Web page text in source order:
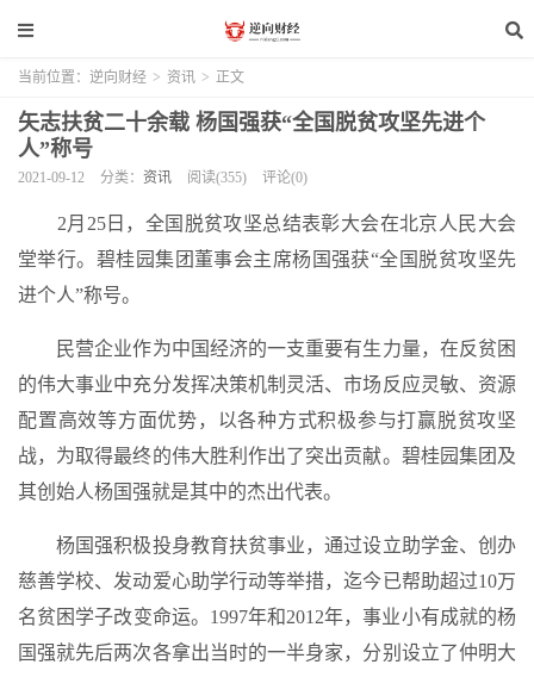
当前位置： 逆向财经 > 资讯 > 正文
矢志扶贫二十余载 杨国强获“全国脱贫攻坚先进个
人”称号
2021-09-12 分类： 资讯 阅读(355) 评论(0)
2月25日，全国脱贫攻坚总结表彰大会在北京人民大会
堂举行。碧桂园集团董事会主席杨国强获“全国脱贫攻坚先
进个人”称号。
民营企业作为中国经济的一支重要有生力量，在反贫困
的伟大事业中充分发挥决策机制灵活、市场反应灵敏、资源
配置高效等方面优势，以各种方式积极参与打赢脱贫攻坚
战，为取得最终的伟大胜利作出了突出贡献。碧桂园集团及
其创始人杨国强就是其中的杰出代表。
杨国强积极投身教育扶贫事业，通过设立助学金、创办
慈善学校、发动爱心助学行动等举措，迄今已帮助超过10万
名贫困学子改变命运。1997年和2012年，事业小有成就的杨
国强就先后两次各拿出当时的一半身家，分别设立了仲明大